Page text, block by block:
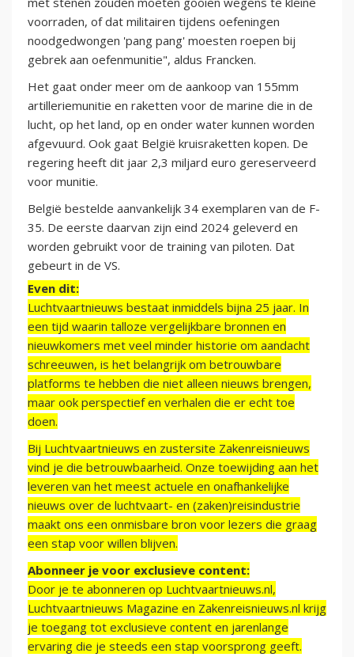
voorraden, of dat militairen tijdens oefeningen
noodgedwongen 'pang pang' moesten roepen bij
gebrek aan oefenmunitie", aldus Francken.
Het gaat onder meer om de aankoop van 155mm
artilleriemunitie en raketten voor de marine die in de
lucht, op het land, op en onder water kunnen worden
afgevuurd. Ook gaat België kruisraketten kopen. De
regering heeft dit jaar 2,3 miljard euro gereserveerd
voor munitie.
België bestelde aanvankelijk 34 exemplaren van de F-
35. De eerste daarvan zijn eind 2024 geleverd en
worden gebruikt voor de training van piloten. Dat
gebeurt in de VS.
Even dit:
Luchtvaartnieuws bestaat inmiddels bijna 25 jaar. In
een tijd waarin talloze vergelijkbare bronnen en
nieuwkomers met veel minder historie om aandacht
schreeuwen, is het belangrijk om betrouwbare
platforms te hebben die niet alleen nieuws brengen,
maar ook perspectief en verhalen die er echt toe
doen.
Bij Luchtvaartnieuws en zustersite Zakenreisnieuws
vind je die betrouwbaarheid. Onze toewijding aan het
leveren van het meest actuele en onafhankelijke
nieuws over de luchtvaart- en (zaken)reisindustrie
maakt ons een onmisbare bron voor lezers die graag
een stap voor willen blijven.
Abonneer je voor exclusieve content:
Door je te abonneren op Luchtvaartnieuws.nl,
Luchtvaartnieuws Magazine en Zakenreisnieuws.nl krijg
je toegang tot exclusieve content en jarenlange
ervaring die je steeds een stap voorsprong geeft.